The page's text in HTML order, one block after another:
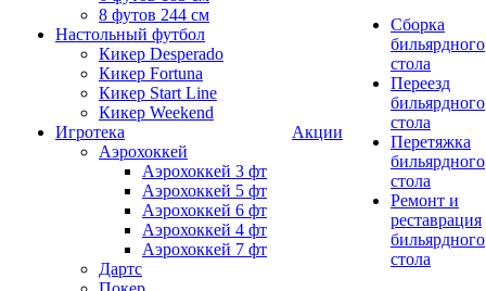
8 футов 244 см
Настольный футбол
Кикер Desperado
Кикер Fortuna
Кикер Start Line
Кикер Weekend
Игротека
Аэрохоккей
Аэрохоккей 3 фт
Аэрохоккей 5 фт
Аэрохоккей 6 фт
Аэрохоккей 4 фт
Аэрохоккей 7 фт
Дартс
Акции
Сборка
бильярдного
стола
Переезд
бильярдного
стола
Перетяжка
бильярдного
стола
Ремонт и
реставрация
бильярдного
стола